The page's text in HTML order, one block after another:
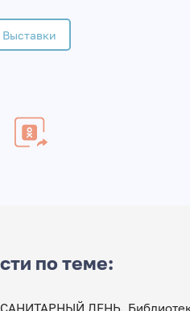
Выставки
по теме: